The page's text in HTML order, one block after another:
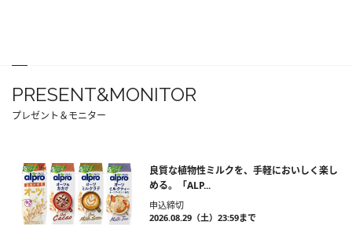
PRESENT&MONITOR
プレゼント＆モニター
良質な植物性ミルクを、手軽においしく楽し
める。「ALP...
申込締切
2026.08.29（土）23:59まで